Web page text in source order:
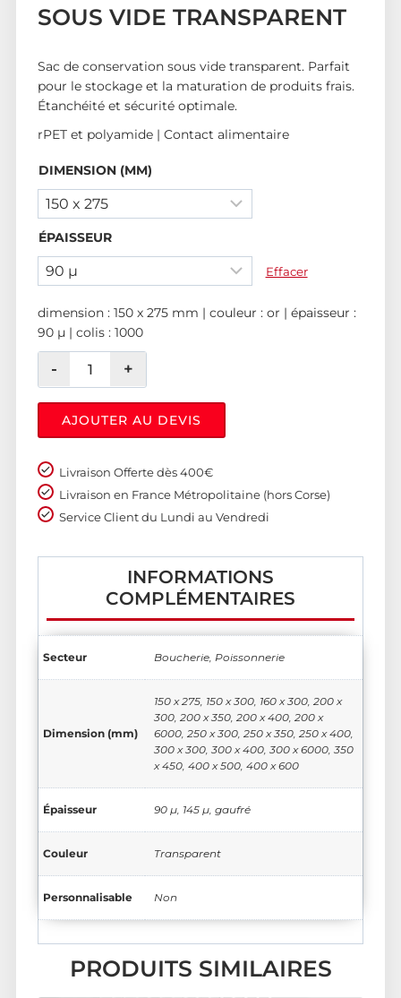
SOUS VIDE TRANSPARENT
Sac de conservation sous vide transparent. Parfait
pour le stockage et la maturation de produits frais.
Étanchéité et sécurité optimale.
rPET et polyamide | Contact alimentaire
DIMENSION (MM)
ÉPAISSEUR
Effacer
dimension : 150 x 275 mm | couleur : or | épaisseur :
90 µ | colis : 1000
AJOUTER AU DEVIS
Livraison Offerte dès 400€
Livraison en France Métropolitaine (hors Corse)
Service Client du Lundi au Vendredi
INFORMATIONS
COMPLÉMENTAIRES
Secteur Boucherie, Poissonnerie
Dimension (mm)
150 x 275, 150 x 300, 160 x 300, 200 x
300, 200 x 350, 200 x 400, 200 x
6000, 250 x 300, 250 x 350, 250 x 400,
300 x 300, 300 x 400, 300 x 6000, 350
x 450, 400 x 500, 400 x 600
Épaisseur 90 µ, 145 µ, gaufré
Couleur Transparent
Personnalisable Non
PRODUITS SIMILAIRES